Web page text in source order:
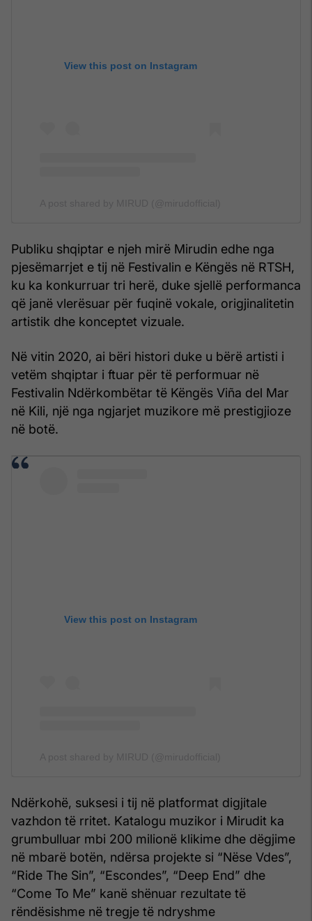
View this post on Instagram
Publiku shqiptar e njeh mirë Mirudin edhe nga
pjesëmarrjet e tij në Festivalin e Këngës në RTSH,
ku ka konkurruar tri herë, duke sjellë performanca
që janë vlerësuar për fuqinë vokale, origjinalitetin
artistik dhe konceptet vizuale.
Në vitin 2020, ai bëri histori duke u bërë artisti i
vetëm shqiptar i ftuar për të performuar në
Festivalin Ndërkombëtar të Këngës Viña del Mar
në Kili, një nga ngjarjet muzikore më prestigjioze
në botë.
View this post on Instagram
Ndërkohë, suksesi i tij në platformat digjitale
vazhdon të rritet. Katalogu muzikor i Mirudit ka
grumbulluar mbi 200 milionë klikime dhe dëgjime
në mbarë botën, ndërsa projekte si “Nëse Vdes”,
“Ride The Sin”, “Escondes”, “Deep End” dhe
“Come To Me” kanë shënuar rezultate të
rëndësishme në tregje të ndryshme